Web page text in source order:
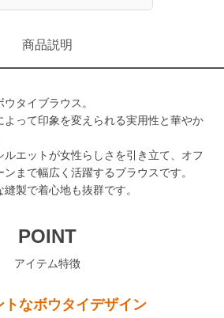
商品説明
タイブラウス。
って印象を変えられる実用性と華やか
エットが女性らしさを引き立て、オフ
まで幅広く活躍するブラウスです。
製で着心地も抜群です。
POINT
アイテム特徴
トなボウタイデザイン